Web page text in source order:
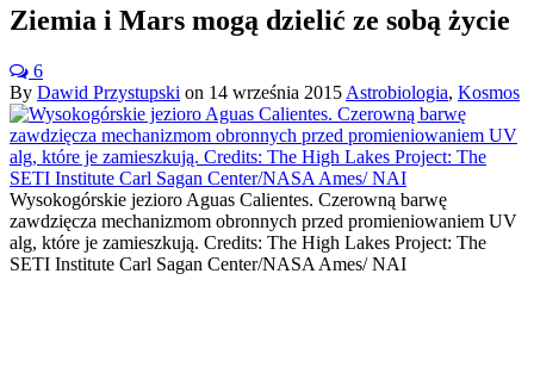
Ziemia i Mars mogą dzielić ze sobą życie
6
By Dawid Przystupski on 14 września 2015 Astrobiologia, Kosmos
Wysokogórskie jezioro Aguas Calientes. Czerowną barwę
zawdzięcza mechanizmom obronnych przed promieniowaniem UV
alg, które je zamieszkują. Credits: The High Lakes Project: The
SETI Institute Carl Sagan Center/NASA Ames/ NAI